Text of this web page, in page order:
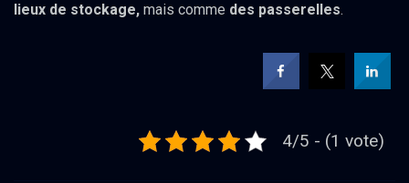
lieux de stockage, mais comme des passerelles.
4/5 - (1 vote)